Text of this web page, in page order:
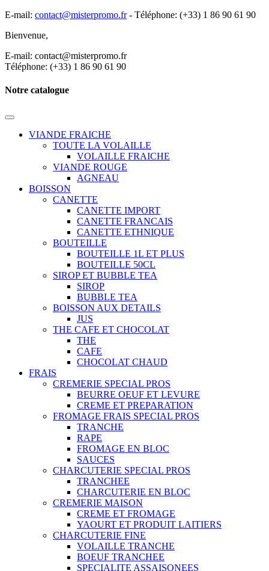
E-mail: contact@misterpromo.fr- Téléphone: (+33) 1 86 90 61 90
Bienvenue,
E-mail: contact@misterpromo.fr
Téléphone: (+33) 1 86 90 61 90
Notre catalogue
VIANDE FRAICHE
TOUTE LA VOLAILLE
VOLAILLE FRAICHE
VIANDE ROUGE
AGNEAU
BOISSON
CANETTE
CANETTE IMPORT
CANETTE FRANCAIS
CANETTE ETHNIQUE
BOUTEILLE
BOUTEILLE 1L ET PLUS
BOUTEILLE 50CL
SIROP ET BUBBLE TEA
SIROP
BUBBLE TEA
BOISSON AUX DETAILS
JUS
THE CAFE ET CHOCOLAT
THE
CAFE
CHOCOLAT CHAUD
FRAIS
CREMERIE SPECIAL PROS
BEURRE OEUF ET LEVURE
CREME ET PREPARATION
FROMAGE FRAIS SPECIAL PROS
TRANCHE
RAPE
FROMAGE EN BLOC
SAUCES
CHARCUTERIE SPECIAL PROS
TRANCHEE
CHARCUTERIE EN BLOC
CREMERIE MAISON
CREME ET FROMAGE
YAOURT ET PRODUIT LAITIERS
CHARCUTERIE FINE
VOLAILLE TRANCHE
BOEUF TRANCHEE
SPECIALITE ASSAISONEES